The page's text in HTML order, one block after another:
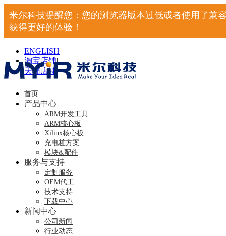
米尔科技提醒您：您的浏览器版本过低或者使用了兼
获得更好的体验！
ENGLISH
淘宝店铺|
天猫店铺 |
首页
产品中心
ARM开发工具
ARM核心板
Xilinx核心板
充电桩方案
模块&配件
服务与支持
定制服务
OEM代工
技术支持
下载中心
新闻中心
公司新闻
行业动态